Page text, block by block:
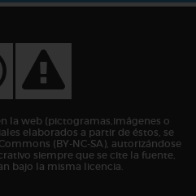
la web (pictogramas,imágenes o
elaborados a partir de éstos, se
(BY-NC-SA), autorizándose
siempre que se cite la fuente,
bajo la misma licencia.